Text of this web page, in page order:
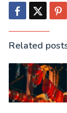
Related